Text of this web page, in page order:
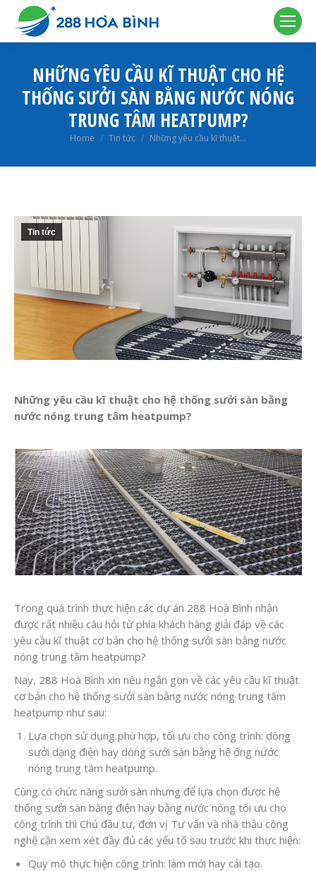
NHỮNG YÊU CẦU KĨ THUẬT CHO HỆ
THỐNG SƯỞI SÀN BẰNG NƯỚC NÓNG
TRUNG TÂM HEATPUMP?
You are here:
Home Tin tức Những yêu cầu kĩ thuật…
Tin tức
Những yêu cầu kĩ thuật cho hệ thống sưởi sàn bằng
nước nóng trung tâm heatpump?
Trong quá trình thực hiện các dự án 288 Hoà Bình nhận
được rất nhiều câu hỏi từ phía khách hàng giải đáp về các
yêu cầu kĩ thuật cơ bản cho hệ thống sưởi sàn bằng nước
nóng trung tâm heatpump?
Nay, 288 Hoà Bình xin nêu ngắn gọn về các yêu cầu kĩ thuật
cơ bản cho hệ thống sưởi sàn bằng nước nóng trung tâm
heatpump như sau:
Lựa chọn sử dụng phù hợp, tối ưu cho công trình: dòng
sưởi dạng điện hay dòng sưởi sàn bằng hệ ống nước
nóng trung tâm heatpump.
Cùng có chức năng sưởi sàn nhưng để lựa chọn được hệ
thống sưởi sàn bằng điện hay bằng nước nóng tối ưu cho
công trình thì Chủ đầu tư, đơn vị Tư vấn và nhà thầu công
nghệ cần xem xét đầy đủ các yếu tố sau trước khi thực hiện:
Quy mô thực hiện công trình: làm mới hay cải tạo.